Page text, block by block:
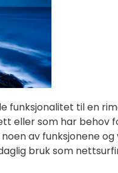
funksjonalitet til en
eller som har behov
av funksjonene og
bruk som